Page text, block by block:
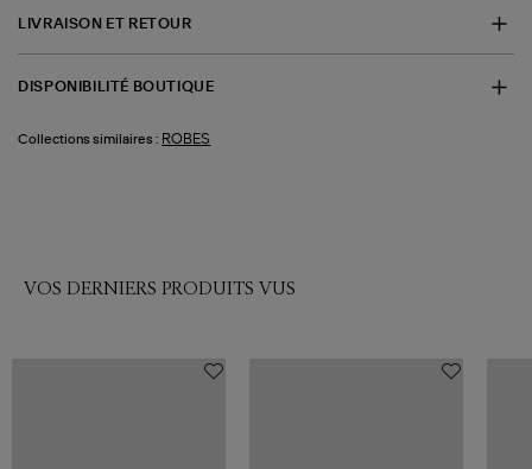
LIVRAISON ET RETOUR
DISPONIBILITÉ BOUTIQUE
Collections similaires : ROBES
VOS DERNIERS PRODUITS VUS